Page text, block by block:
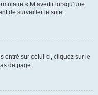
« M’avertir lorsqu’une
de surveiller le sujet.
entré sur celui-ci, cliquez sur le
de page.